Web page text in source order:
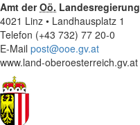
Amt derOö. Landesregierung
4021 Linz • Landhausplatz 1
Telefon (+43 732) 77 20-0
E-Mail post@ooe.gv.at
www.land-oberoesterreich.gv.at